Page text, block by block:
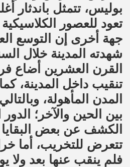
بوليس، تتمثل باندثار
تعود للعصور
جهة أخرى إن التوسع
شهدته المدينة خلال
القرن العشرين أضاع
تنقيب داخل المدينة،
المدن المأهولة،
بين الحين والآخر؛
الكشف عن بعض البقايا
تتعرض للتخريب، أما
فلم ينقب عنها بعد